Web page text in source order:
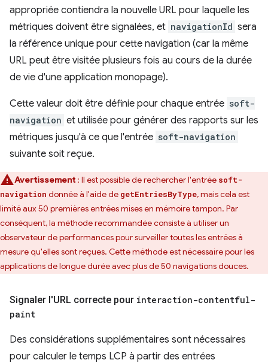
appropriée contiendra la nouvelle URL pour laquelle les
métriques doivent être signalées, et navigationId sera
la référence unique pour cette navigation (car la même
URL peut être visitée plusieurs fois au cours de la durée
de vie d'une application monopage).
Cette valeur doit être définie pour chaque entrée soft-
navigation et utilisée pour générer des rapports sur les
métriques jusqu'à ce que l'entrée soft-navigation
suivante soit reçue.
Avertissement: Il est possible de rechercher l'entrée soft-
navigation donnée à l'aide de getEntriesByType, mais cela est
limité aux 50 premières entrées mises en mémoire tampon. Par
conséquent, la méthode recommandée consiste à utiliser un
observateur de performances pour surveiller toutes les entrées à
mesure qu'elles sont reçues. Cette méthode est nécessaire pour les
applications de longue durée avec plus de 50 navigations douces.
Signaler l'URL correcte pour interaction-contentful-
paint
Des considérations supplémentaires sont nécessaires
pour calculer le temps LCP à partir des entrées